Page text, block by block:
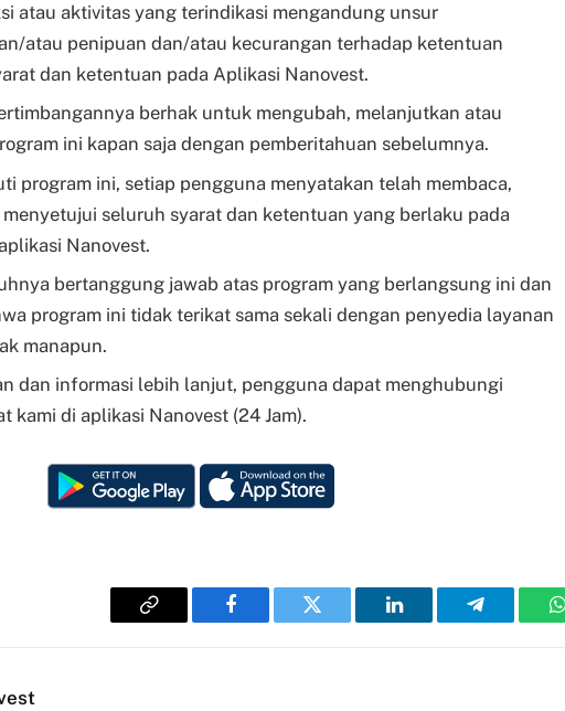
atau aktivitas yang terindikasi mengandung unsur
atau penipuan dan/atau kecurangan terhadap ketentuan
dan ketentuan pada Aplikasi Nanovest.
berhak untuk mengubah, melanjutkan atau
ini kapan saja dengan pemberitahuan sebelumnya.
program ini, setiap pengguna menyatakan telah membaca,
seluruh syarat dan ketentuan yang berlaku pada
Nanovest.
bertanggung jawab atas program yang berlangsung ini dan
program ini tidak terikat sama sekali dengan penyedia layanan
manapun.
dan informasi lebih lanjut, pengguna dapat menghubungi
kami di aplikasi Nanovest (24 Jam).
Copy
Facebook Twitter LinkedIn Telegram